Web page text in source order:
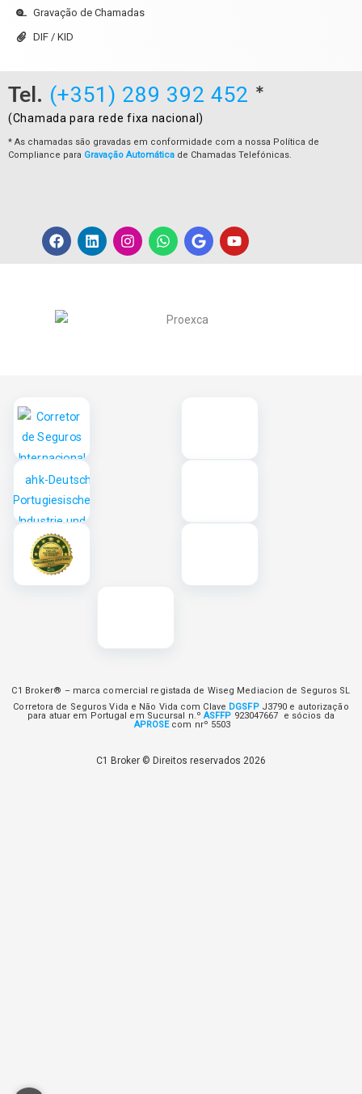
Gravação de Chamadas
DIF / KID
Tel. (+351) 289 392 452 *
(Chamada para rede fixa nacional)
* As chamadas são gravadas em conformidade com a nossa Política de
Compliance para Gravação Automática de Chamadas Telefónicas.
F
a
o
L
i
I
n
W
h
p
G
o
Y
o
C1 Broker® – marca comercial registada de Wiseg Mediacion de Seguros SL
Corretora de Seguros Vida e Não Vida com Clave DGSFPJ3790 e autorização
para atuar em Portugal em Sucursal n.ºASFFP 923047667 e sócios da
APROSE com nrº 5503
C1 Broker © Direitos reservados 2026